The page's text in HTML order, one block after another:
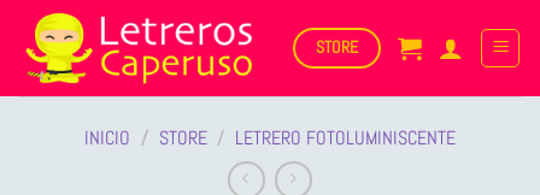
Saltar
contenido
STORE
INICIO / STORE / LETRERO FOTOLUMINISCENTE